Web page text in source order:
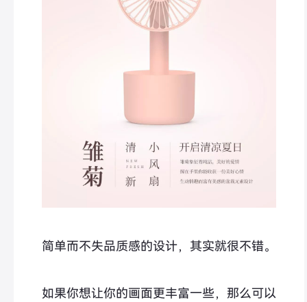
简单而不失品质感的设计，其实就很不错。
如果你想让你的画面更丰富一些，那么可以